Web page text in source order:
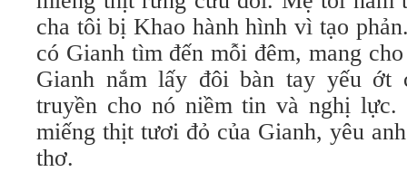
cha tôi bị Khao hành hình vì tạo
có Gianh tìm đến mỗi đêm, mang
Gianh nắm lấy đôi bàn tay yếu ớt
truyền cho nó niềm tin và nghị
miếng thịt tươi đỏ của Gianh, yêu
thơ.